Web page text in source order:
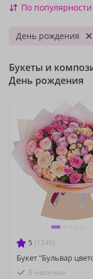
По популярности
День рождения
Букеты и
День рождения
5 (1340)
Букет "Бульвар
В наличии